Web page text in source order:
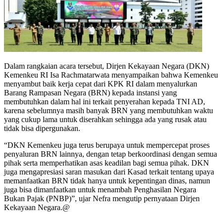
Dalam rangkaian acara tersebut, Dirjen Kekayaan Negara (DKN)
Kemenkeu RI Isa Rachmatarwata menyampaikan bahwa Kemenkeu
menyambut baik kerja cepat dari KPK RI dalam menyalurkan
Barang Rampasan Negara (BRN) kepada instansi yang
membutuhkan dalam hal ini terkait penyerahan kepada TNI AD,
karena sebelumnya masih banyak BRN yang membutuhkan waktu
yang cukup lama untuk diserahkan sehingga ada yang rusak atau
tidak bisa dipergunakan.
“DKN Kemenkeu juga terus berupaya untuk mempercepat proses
penyaluran BRN lainnya, dengan tetap berkoordinasi dengan semua
pihak serta memperhatikan asas keadilan bagi semua pihak. DKN
juga mengapresiasi saran masukan dari Kasad terkait tentang upaya
memanfaatkan BRN tidak hanya untuk kepentingan dinas, namun
juga bisa dimanfaatkan untuk menambah Penghasilan Negara
Bukan Pajak (PNBP)”, ujar Nefra mengutip pernyataan Dirjen
Kekayaan Negara.@